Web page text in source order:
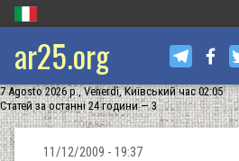
ar25.org
7 Agosto 2026 р., Venerdì, Київський час 02:05
Статей за останні 24 години — 3
11/12/2009 - 19:37